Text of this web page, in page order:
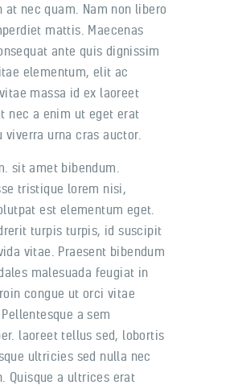
at nec quam. Nam non libero
mattis. Maecenas
ante quis dignissim
elementum, elit ac
massa id ex laoreet
nec a enim ut eget erat
viverra urna cras auctor.
sit amet bibendum.
tristique lorem nisi,
est elementum eget.
turpis turpis, id suscipit
vitae. Praesent bibendum
malesuada feugiat in
congue ut orci vitae
a sem
laoreet tellus sed, lobortis
ultricies sed nulla nec
Quisque a ultrices erat